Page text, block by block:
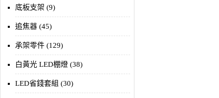
底板支架 (9)
追焦器 (45)
承架零件 (129)
白黃光 LED棚燈 (38)
LED省錢套組 (30)